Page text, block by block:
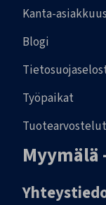
Kanta-asiakkuus
Blogi
Työpaikat
Tuotearvostelut